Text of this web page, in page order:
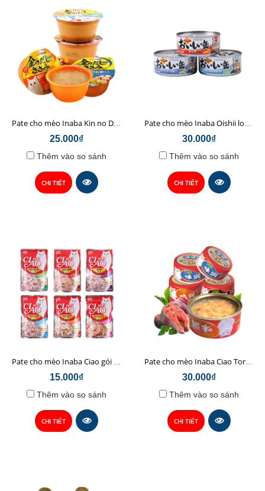
25.000₫
Thêm vào so sánh
CHI TIẾT
30.000₫
Thêm vào so sánh
CHI TIẾT
15.000₫
Thêm vào so sánh
CHI TIẾT
30.000₫
Thêm vào so sánh
CHI TIẾT